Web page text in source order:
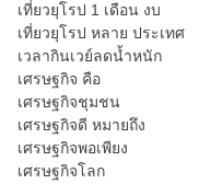
เที่ยวยุโรป 1 เดือน งบ
เที่ยวยุโรป หลาย ประเทศ
เวลากินเวย์ลดน้ำหนัก
เศรษฐกิจ คือ
เศรษฐกิจชุมชน
เศรษฐกิจดี หมายถึง
เศรษฐกิจพอเพียง
เศรษฐกิจโลก